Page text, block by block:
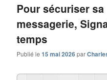
Pour sécuriser sa
messagerie,
temps
Publié le15 mai 2026par